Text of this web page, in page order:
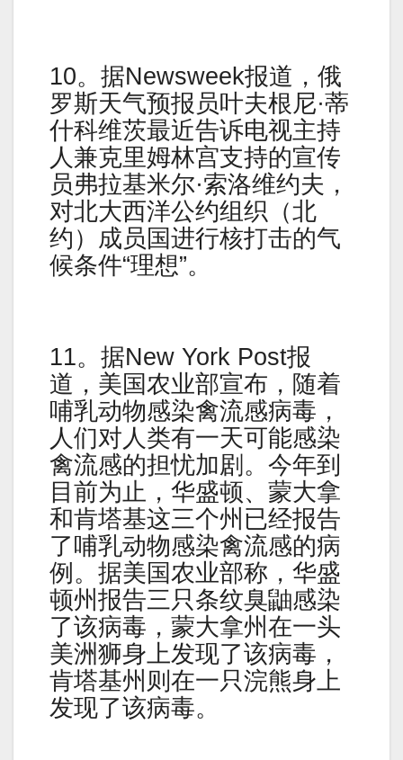
10。据Newsweek报道，俄
罗斯天气预报员叶夫根尼·蒂
什科维茨最近告诉电视主持
人兼克里姆林宫支持的宣传
员弗拉基米尔·索洛维约夫，
对北大西洋公约组织（北
约）成员国进行核打击的气
候条件“理想”。
11。据New York Post报
道，美国农业部宣布，随着
哺乳动物感染禽流感病毒，
人们对人类有一天可能感染
禽流感的担忧加剧。今年到
目前为止，华盛顿、蒙大拿
和肯塔基这三个州已经报告
了哺乳动物感染禽流感的病
例。据美国农业部称，华盛
顿州报告三只条纹臭鼬感染
了该病毒，蒙大拿州在一头
美洲狮身上发现了该病毒，
肯塔基州则在一只浣熊身上
发现了该病毒。